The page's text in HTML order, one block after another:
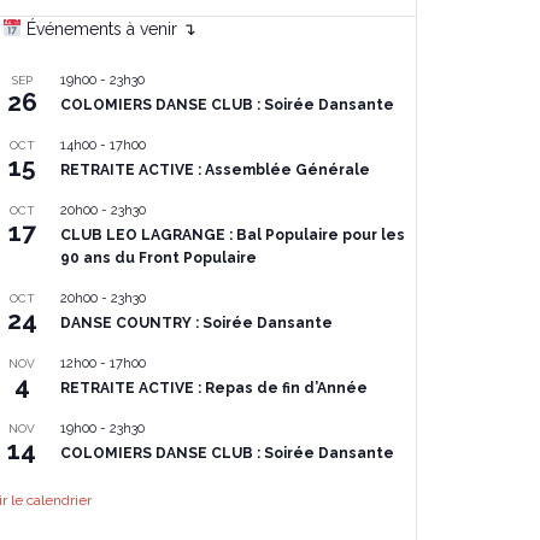
Événements à venir ↴
SEP
26
19h00 - 23h30
COLOMIERS DANSE CLUB : Soirée Dansante
OCT
15
14h00 - 17h00
RETRAITE ACTIVE : Assemblée Générale
OCT
17
20h00 - 23h30
CLUB LEO LAGRANGE : Bal Populaire pour les
90 ans du Front Populaire
OCT
24
20h00 - 23h30
DANSE COUNTRY : Soirée Dansante
NOV
4
12h00 - 17h00
RETRAITE ACTIVE : Repas de fin d’Année
NOV
14
19h00 - 23h30
COLOMIERS DANSE CLUB : Soirée Dansante
le calendrier